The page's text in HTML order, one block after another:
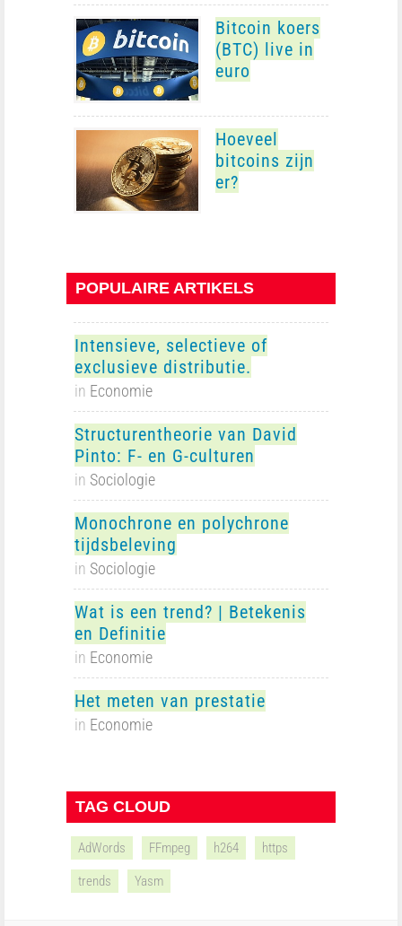
Bitcoin koers
(BTC) live in
euro
Hoeveel
bitcoins zijn
er?
POPULAIRE ARTIKELS
Intensieve, selectieve of
exclusieve distributie.
in Economie
Structurentheorie van David
Pinto: F- en G-culturen
in Sociologie
Monochrone en polychrone
tijdsbeleving
in Sociologie
Wat is een trend? | Betekenis
en Definitie
in Economie
Het meten van prestatie
in Economie
TAG CLOUD
AdWords FFmpeg h264 https
trends Yasm